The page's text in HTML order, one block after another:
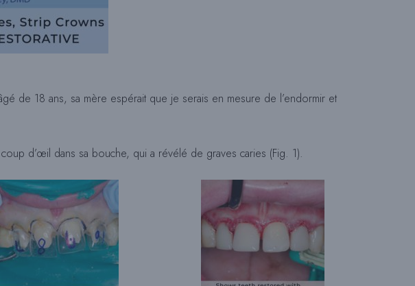
E
D
E
de 18 ans, sa mère espérait que je serais en mesure de l’endormir et
d’œil dans sa bouche, qui a révélé de graves caries (Fig. 1).